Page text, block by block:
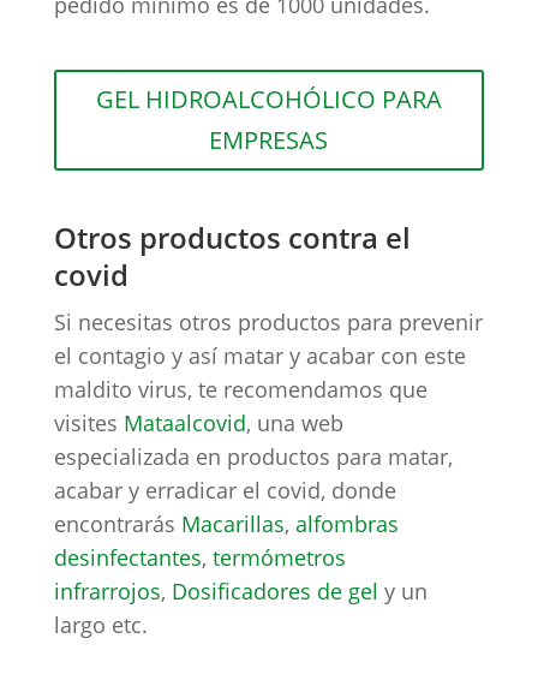
GEL HIDROALCOHÓLICO PARA
EMPRESAS
Otros productos contra el
covid
Si necesitas otros productos para prevenir
el contagio y así matar y acabar con este
maldito virus, te recomendamos que
visites Mataalcovid, una web
especializada en productos para matar,
acabar y erradicar el covid, donde
encontrarás Macarillas, alfombras
desinfectantes, termómetros
infrarrojos, Dosificadores de gel y un
largo etc.